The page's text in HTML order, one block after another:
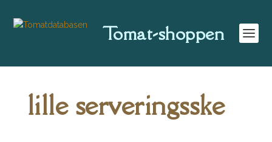
Tomat-shoppen
lille serveringsske